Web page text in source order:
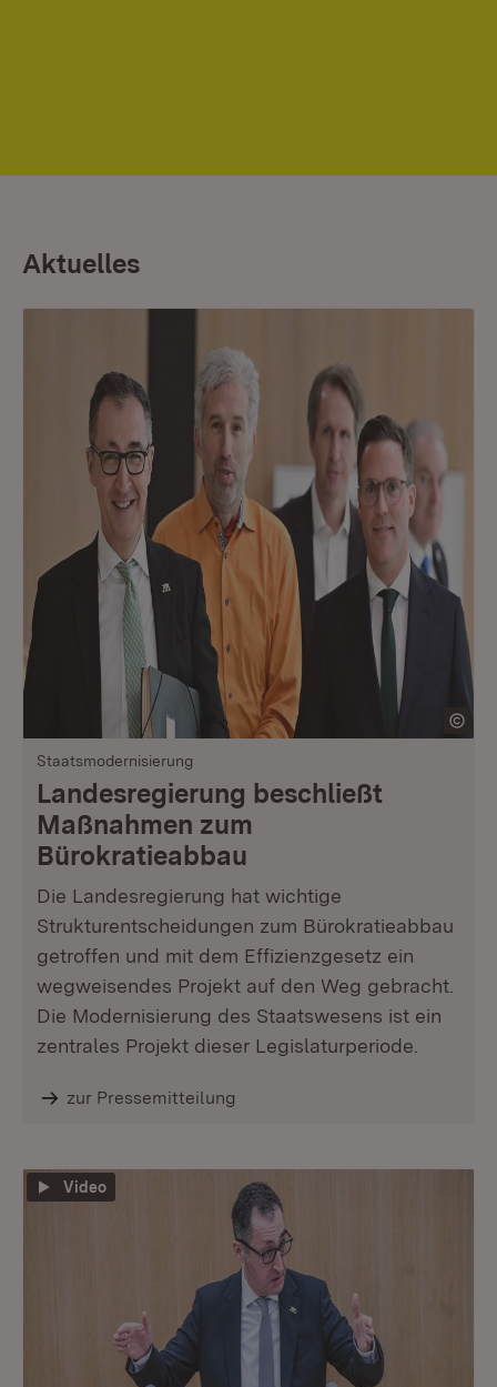
Aktuelles
Staatsmodernisierung
Landesregierung beschließt
Maßnahmen zum
Bürokratieabbau
Die Landesregierung hat wichtige
Strukturentscheidungen zum Bürokratieabbau
getroffen und mit dem Effizienzgesetz ein
wegweisendes Projekt auf den Weg gebracht.
Die Modernisierung des Staatswesens ist ein
zentrales Projekt dieser Legislaturperiode.
zur Pressemitteilung
Video